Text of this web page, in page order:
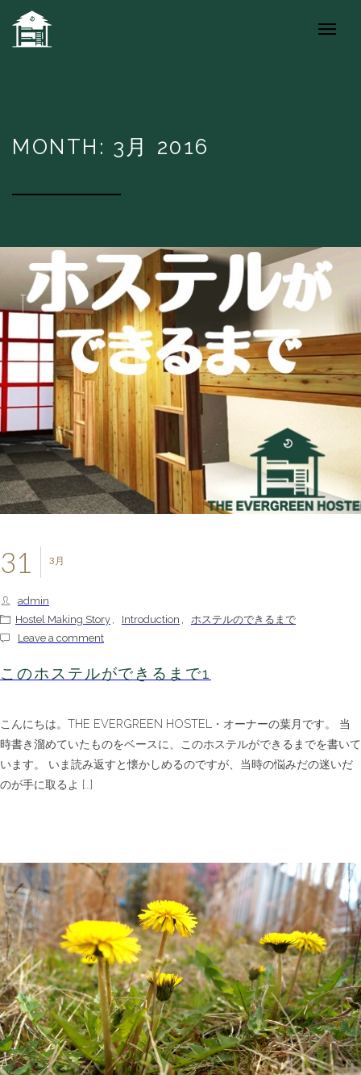
MONTH: 3月 2016
3月
31
admin
Hostel Making Story
Introduction
ホステルのできるまで
Leave a comment
このホステルができるまで1
こんにちは。THE EVERGREEN HOSTEL・オーナーの葉月です。 当
時書き溜めていたものをベースに、このホステルができるまでを書いて
います。 いま読み返すと懐かしめるのですが、当時の悩みだの迷いだ
のが手に取るよ […]